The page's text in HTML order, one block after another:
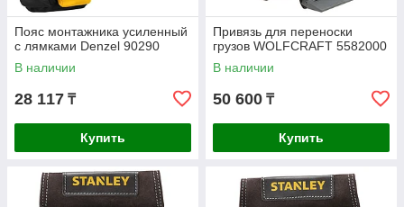
Пояс монтажника усиленный
с лямками Denzel 90290
В наличии
28 117 ₸
Купить
Привязь для переноски
грузов WOLFCRAFT 5582000
В наличии
50 600 ₸
Купить